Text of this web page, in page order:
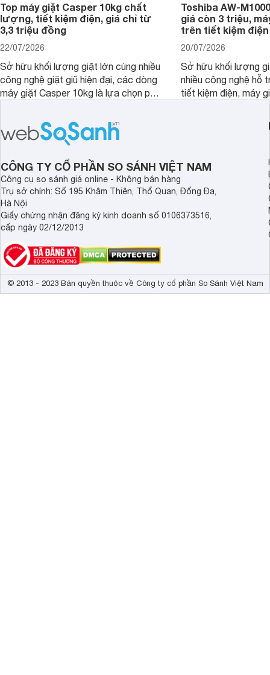
Top máy giặt Casper 10kg chất
lượng, tiết kiệm điện, giá chỉ từ
3,3 triệu đồng
22/07/2026
Sở hữu khối lượng giặt lớn cùng nhiều
công nghệ giặt giũ hiện đại, các dòng
máy giặt Casper 10kg là lựa chọn phù
Toshiba AW-
giá còn 3 triệu,
trên tiết kiệm
20/07/2026
Sở hữu khối lượng
nhiều công nghệ hỗ
tiết kiệm điện, máy
nhắc cho các gia
bán hiện đã giảm
CÔNG TY CỔ PHẦN SO SÁNH VIỆT NAM
Công cụ so sánh giá online - Không bán hàng
Trụ sở chính: Số 195 Khâm Thiên, Thổ Quan, Đống Đa,
Hà Nội
Giấy chứng nhận đăng ký kinh doanh số 0106373516,
cấp ngày 02/12/2013
© 2013 - 2023 Bản quyền thuộc về Công ty cổ phần So Sánh Việt Nam